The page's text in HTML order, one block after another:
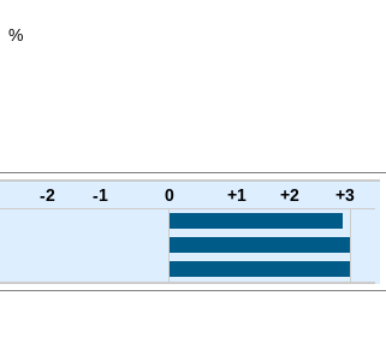
%
-2 -1 0 +1 +2
+3